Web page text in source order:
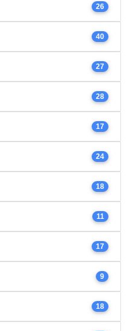
26
40
27
28
17
24
18
11
17
9
18